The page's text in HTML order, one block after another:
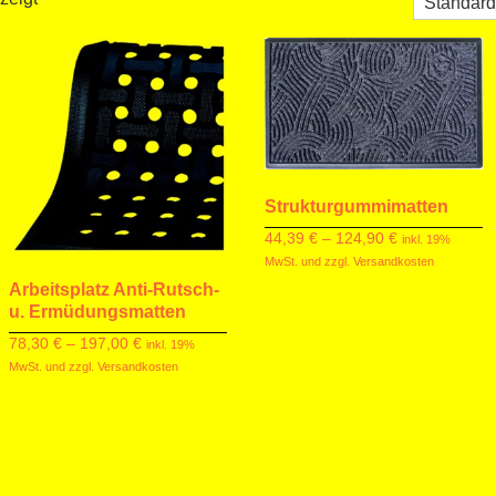
Arbeitsplatz Anti-Rutsch-
u. Ermüdungsmatten
78,30€ – 197,00€ inkl. 19%
MwSt. und zzgl. Versandkosten
Strukturgummimatten
44,39€ – 124,90€ inkl. 19%
MwSt. und zzgl. Versandkosten